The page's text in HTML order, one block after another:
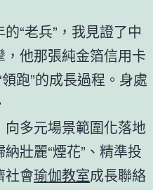
的“老兵”，我見證了中
他那張純金箔信用卡
跑”的成長過程。身處
多元場景範圍化落地
壯麗“煙花”、精準投
社會瑜伽教室成長聯絡